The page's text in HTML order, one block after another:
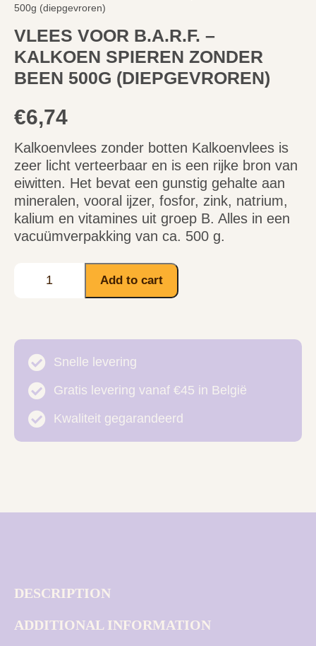
500g (diepgevroren)
VLEES VOOR B.A.R.F. –
KALKOEN SPIEREN ZONDER
BEEN 500G (DIEPGEVROREN)
€6,74
Kalkoenvlees zonder botten Kalkoenvlees is
zeer licht verteerbaar en is een rijke bron van
eiwitten. Het bevat een gunstig gehalte aan
mineralen, vooral ijzer, fosfor, zink, natrium,
kalium en vitamines uit groep B. Alles in een
vacuümverpakking van ca. 500 g.
Add to cart
Snelle levering
Gratis levering vanaf €45 in België
Kwaliteit gegarandeerd
DESCRIPTION
ADDITIONAL INFORMATION